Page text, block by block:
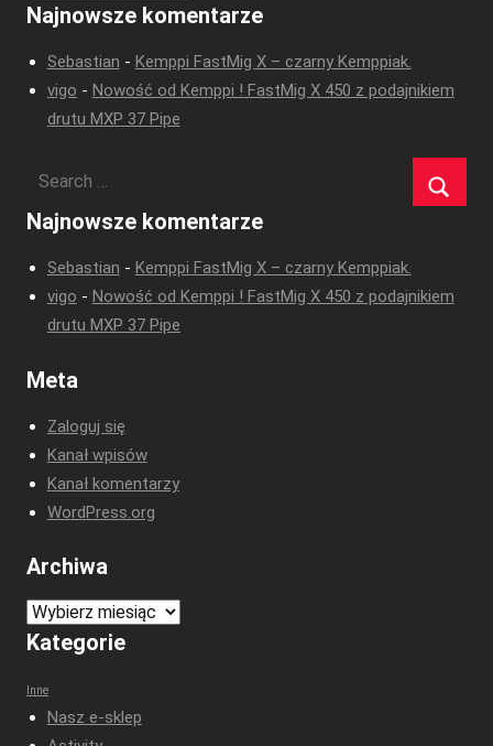
Najnowsze komentarze
Sebastian - Kemppi FastMig X – czarny Kemppiak.
vigo - Nowość od Kemppi ! FastMig X 450 z podajnikiem
drutu MXP 37 Pipe
Najnowsze komentarze
Sebastian - Kemppi FastMig X – czarny Kemppiak.
vigo - Nowość od Kemppi ! FastMig X 450 z podajnikiem
drutu MXP 37 Pipe
Meta
Zaloguj się
Kanał wpisów
Kanał komentarzy
WordPress.org
Archiwa
Archiwa
Kategorie
Inne
Nasz e-sklep